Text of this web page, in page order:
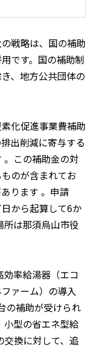
戦略は、国の補助
です。国の補助制
、地方公共団体の
化促進事業費補助
出削減に寄与する
この補助金の対
のが含まれてお
ります 。申請
から起算して6か
は那須烏山市役
率給湯器（エコ
ァーム）の導入
の補助が受けられ
小型の省エネ型給
交換に対して、追